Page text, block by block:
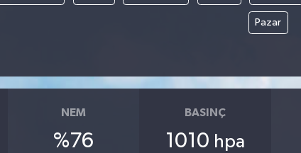
Pazar
NEM
%76
BASINÇ
1010 hpa